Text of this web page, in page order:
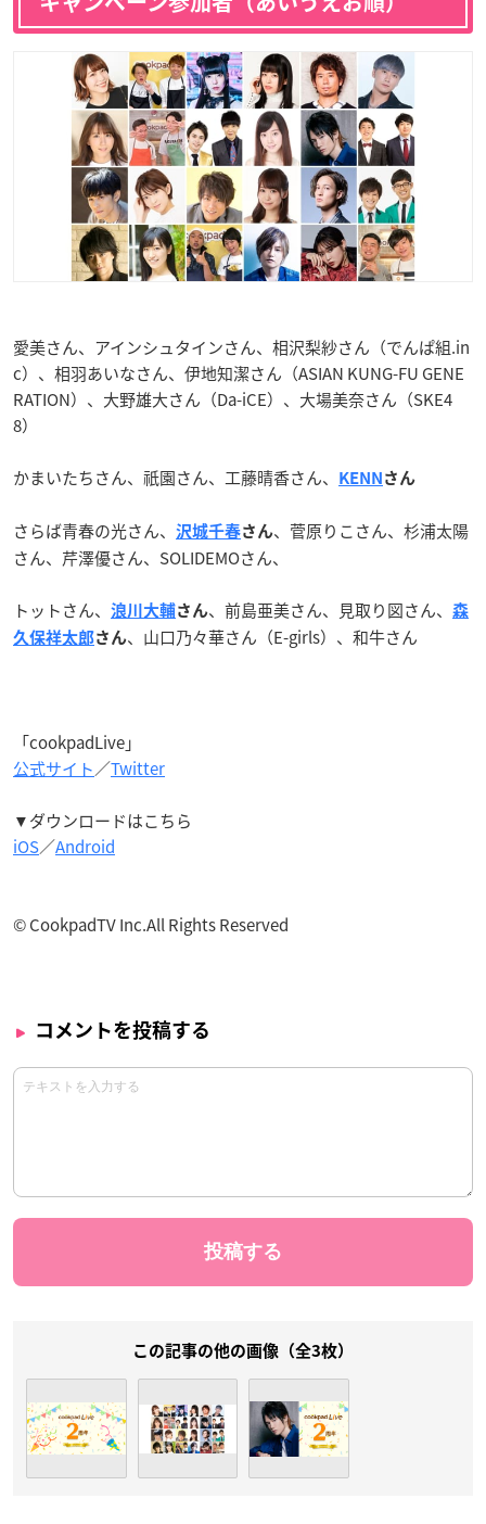
愛美さん、アインシュタインさん、相沢梨紗さん（でんぱ組.in
c）、相羽あいなさん、伊地知潔さん（ASIAN KUNG-FU GENE
RATION）、大野雄大さん（Da-iCE）、大場美奈さん（SKE4
8）
かまいたちさん、祇園さん、工藤晴香さん、 KENN さん
さらば青春の光さん、 沢城千春さん、菅原りこさん、杉浦太陽
さん、芹澤優さん、SOLIDEMOさん、
トットさん、 浪川大輔さん、前島亜美さん、見取り図さん、
森
久保祥太郎さん、山口乃々華さん（E-girls）、和牛さん
「cookpadLive」
公式サイト／Twitter
▼ダウンロードはこちら
iOS／Android
© CookpadTV Inc.All Rights Reserved
コメントを投稿する
この記事の他の画像（全3枚）